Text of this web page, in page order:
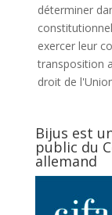
déterminer
exercer leur
transposition
droit de
Bijus est
public du
allemand